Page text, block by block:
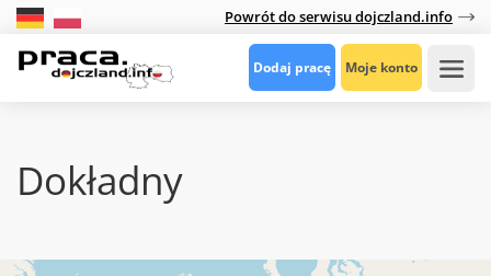
Powrót do serwisu dojczland.info
Dodaj pracę Moje konto
Dokładny